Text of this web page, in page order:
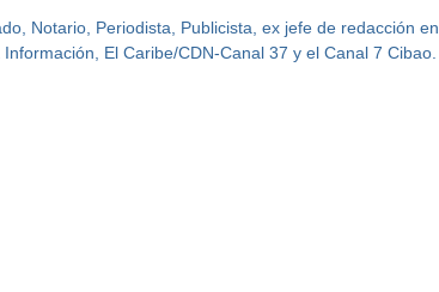
Notario, Periodista, Publicista, ex jefe de redacción en
El Caribe/CDN-Canal 37 y el Canal 7 Cibao.